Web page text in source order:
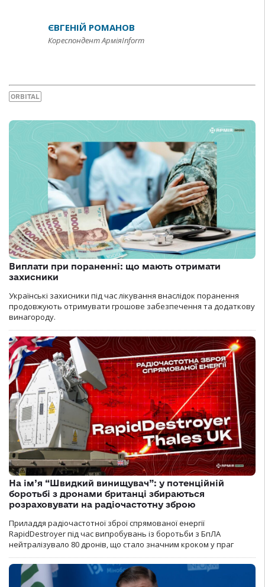
ЄВГЕНІЙ РОМАНОВ
Кореспондент АрміяInform
ORBITAL
Виплати при пораненні: що мають отримати
захисники
Українські захисники під час лікування внаслідок поранення
продовжують отримувати грошове забезпечення та додаткову
винагороду.
На ім’я “Швидкий винищувач”: у потенційній
боротьбі з дронами британці збираються
розраховувати на радіочастотну зброю
Приладдя радіочастотної зброї спрямованої енергії
RapidDestroyer під час випробувань із боротьби з БпЛА
нейтралізувало 80 дронів, що стало значним кроком у праг